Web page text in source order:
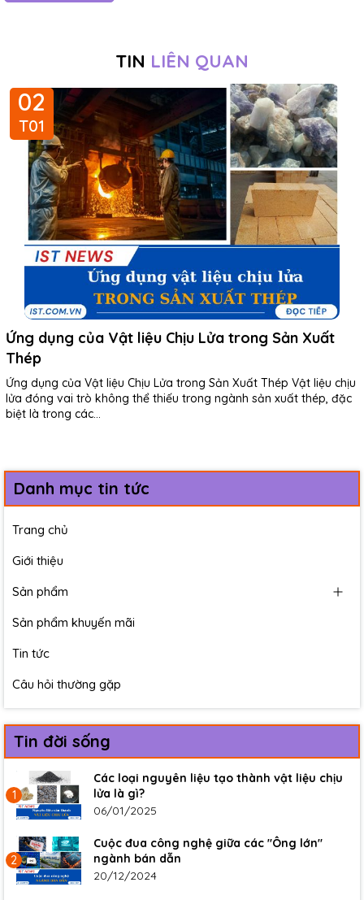
TIN LIÊN QUAN
02
T01
Ứng dụng của Vật liệu Chịu Lửa trong Sản Xuất
Thép
Ứng dụng của Vật liệu Chịu Lửa trong Sản Xuất Thép Vật liệu chịu
lửa đóng vai trò không thể thiếu trong ngành sản xuất thép, đặc
biệt là trong các...
Danh mục tin tức
Trang chủ
Giới thiệu
Sản phẩm
Sản phẩm khuyến mãi
Tin tức
Câu hỏi thường gặp
Tin đời sống
1
Các loại nguyên liệu tạo thành vật liệu chịu
lửa là gì?
06/01/2025
2
Cuộc đua công nghệ giữa các "Ông lớn"
ngành bán dẫn
20/12/2024